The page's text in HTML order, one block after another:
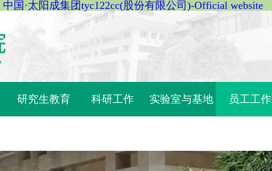
中国·太阳成集团tyc122cc(股份有限公司)-Official website
研究生教育 科研工作 实验室与基地 员工工作